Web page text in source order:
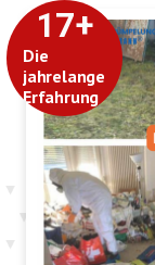
Die
jahrelange
Erfahrung
17+